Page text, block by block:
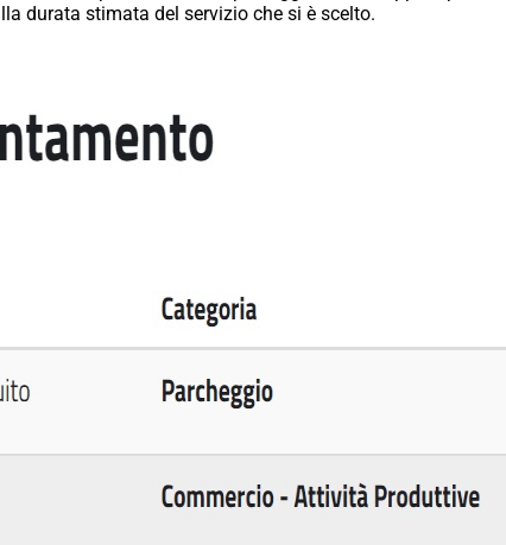
durata stimata del servizio che si è scelto.